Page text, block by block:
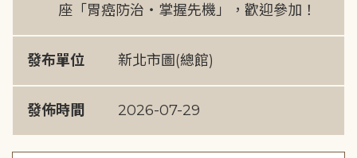
座「胃癌防治・掌握先機」，歡迎參加！
發布單位 新北市圖(總館)
發佈時間 2026-07-29